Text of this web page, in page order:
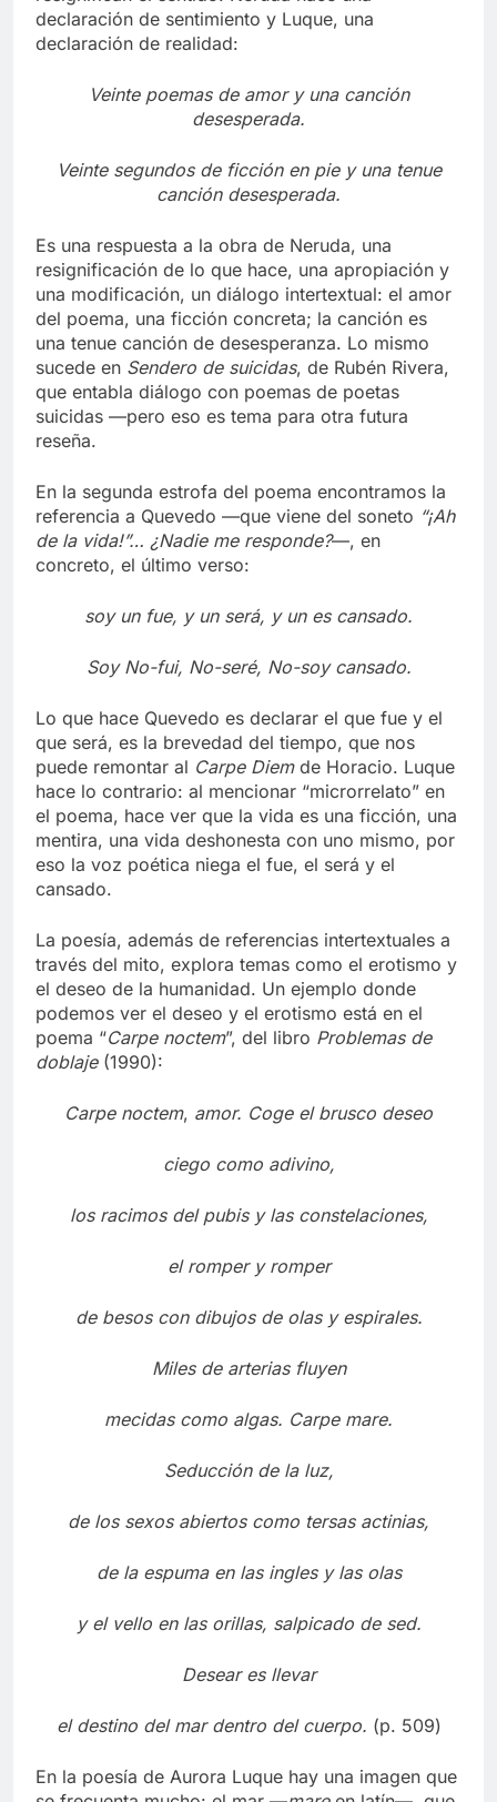
declaración de sentimiento y Luque, una
declaración de realidad:
Veinte poemas de amor y una canción
desesperada.
Veinte segundos de ficción en pie y una tenue
canción desesperada.
Es una respuesta a la obra de Neruda, una
resignificación de lo que hace, una apropiación y
una modificación, un diálogo intertextual: el amor
del poema, una ficción concreta; la canción es
una tenue canción de desesperanza. Lo mismo
sucede en Sendero de suicidas, de Rubén Rivera,
que entabla diálogo con poemas de poetas
suicidas —pero eso es tema para otra futura
reseña.
En la segunda estrofa del poema encontramos la
referencia a Quevedo —que viene del soneto “¡Ah
de la vida!”… ¿Nadie me responde?—, en
concreto, el último verso:
soy un fue, y un será, y un es cansado.
Soy No-fui, No-seré, No-soy cansado.
Lo que hace Quevedo es declarar el que fue y el
que será, es la brevedad del tiempo, que nos
puede remontar al Carpe Diemde Horacio. Luque
hace lo contrario: al mencionar “microrrelato” en
el poema, hace ver que la vida es una ficción, una
mentira, una vida deshonesta con uno mismo, por
eso la voz poética niega el fue, el será y el
cansado.
La poesía, además de referencias intertextuales a
través del mito, explora temas como el erotismo y
el deseo de la humanidad. Un ejemplo donde
podemos ver el deseo y el erotismo está en el
poema “Carpe noctem”, del libro Problemas de
doblaje(1990):
Carpe noctem, amor. Coge el brusco deseo
ciego como adivino,
los racimos del pubis y las constelaciones,
el romper y romper
de besos con dibujos de olas y espirales.
Miles de arterias fluyen
mecidas como algas. Carpe mare.
Seducción de la luz,
de los sexos abiertos como tersas actinias,
de la espuma en las ingles y las olas
y el vello en las orillas, salpicado de sed.
Desear es llevar
el destino del mar dentro del cuerpo. (p. 509)
En la poesía de Aurora Luque hay una imagen que